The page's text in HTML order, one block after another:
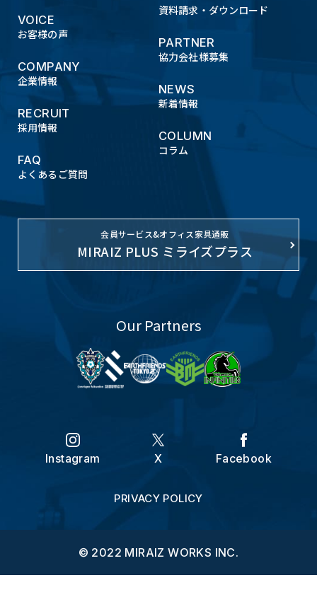
VOICE
お客様の声
COMPANY
企業情報
RECRUIT
採用情報
FAQ
よくあるご質問
資料請求・ダウンロード
PARTNER
協力会社様募集
NEWS
新着情報
COLUMN
コラム
会員サービス&オフィス家具通販
MIRAIZ PLUS ミライズプラス
Our Partners
Instagram X Facebook
PRIVACY POLICY
© 2022 MIRAIZ WORKS INC.